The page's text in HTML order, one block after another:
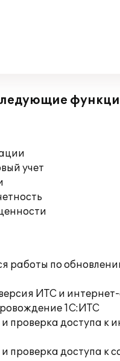
учет
работы по
ИТС и
1С:ИТС
проверка доступа к
проверка доступа к